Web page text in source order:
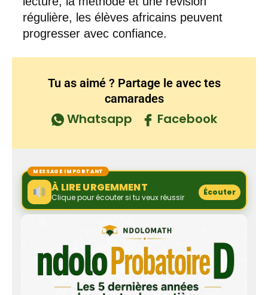
régulière, les élèves africains peuvent
progresser avec confiance.
Tu as aimé ? Partage le avec tes
camarades
Whatsapp Facebook
MESSAGE IMPORTANT
À LIRE URGEMMENT
Clique pour écouter si tu veux réussir
Écouter